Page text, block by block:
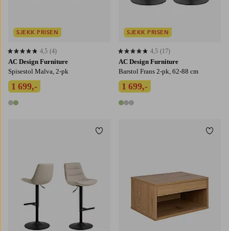
AC Design Furniture
Spisestol Malva, 2-pk
1 699,-
2 farger
4,5 basert på 4 karaktergivninger
4,5 (4)
SJEKK PRISEN
AC Design Furniture
Barstol Frans 2-pk, 62-88 cm
1 699,-
3 farger
4,5 basert på 17 karaktergivninger
4,5 (17)
SJEKK PRISEN
Legg til favoritter